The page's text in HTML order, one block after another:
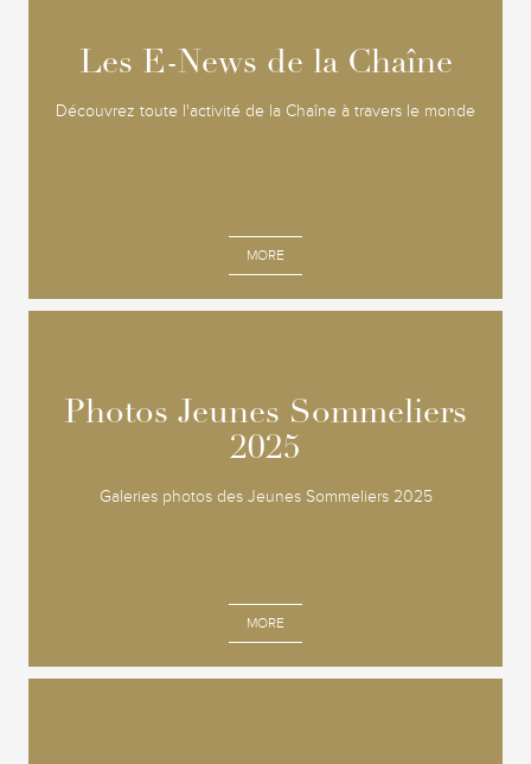
Les E-News de la Chaîne
Découvrez toute l'activité de la Chaîne à travers le monde
MORE
Les E-News de la Chaîne
Photos Jeunes Sommeliers
2025
Galeries photos des Jeunes Sommeliers 2025
MORE
Photos Jeunes Sommeliers
2025